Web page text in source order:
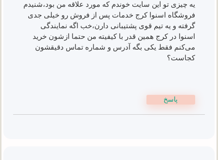
یه چیزی تو این سایت خوندم که مورد علاقه من بود،شنیدم
فروشگاه اسنوا کرج خدمات پس از فروش رو خیلی جدی
گرفته و یه تیم قوی پشتیبانی دارن،خب اگه نمایندگی
اسنوا در کرج همین قدر با کیفیته من حتما ازشون خرید
می‌کنم فقط یکی بگه آدرس و شماره تماس دقیقشون
کجاست؟
پاسخ